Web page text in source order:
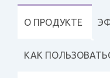
О ПРОДУКТЕ
КАК